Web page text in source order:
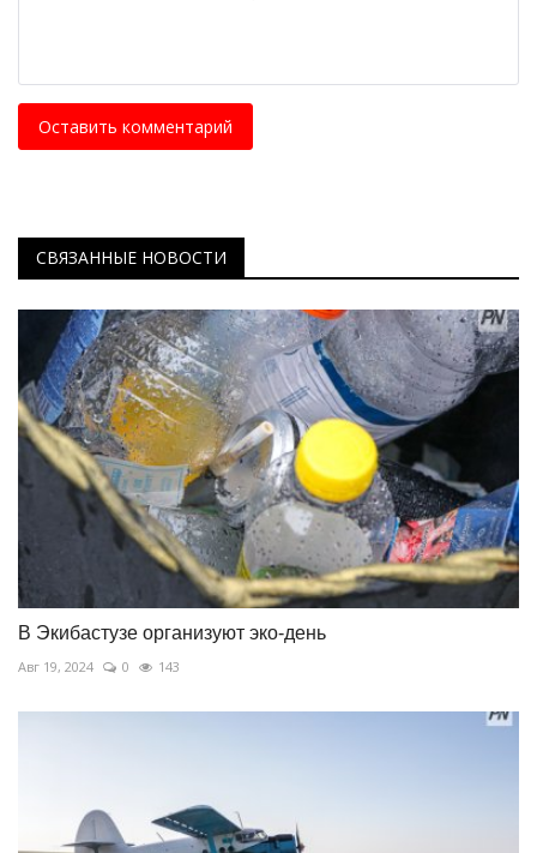
Оставить комментарий
СВЯЗАННЫЕ НОВОСТИ
В Экибастузе организуют эко-день
Авг 19, 2024 0 143